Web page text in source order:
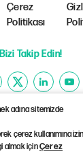
adına sitemizde
çerez kullanımına izin
almak içinÇerez
Çerez
Politikası
Bizi Takip Edin!
2026 12punto